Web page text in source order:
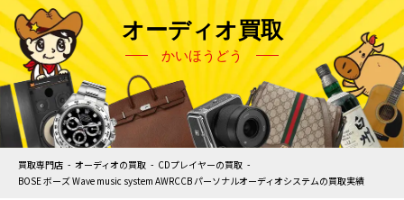
オーディオ買取
かいほうどう
買取専門店 オーディオの買取
CDプレイヤーの買取
BOSE ボーズ Wave music system AWRCCB パーソナルオーディオシステムの買取実績